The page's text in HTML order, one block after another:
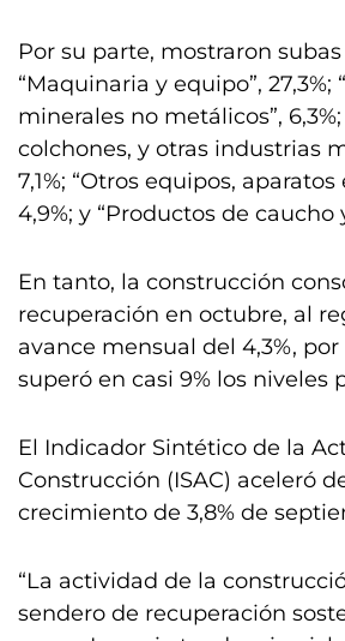
Por su parte, mostraron
“Maquinaria y equipo”, 27,3%;
minerales no metálicos”,
colchones, y otras industrias
7,1%; “Otros equipos,
4,9%; y “Productos de caucho
En tanto, la construcción
recuperación en octubre, al
avance mensual del 4,3%, por
superó en casi 9% los niveles
El Indicador Sintético de la
Construcción (ISAC) aceleró
crecimiento de 3,8% de
“La actividad de la
sendero de recuperación